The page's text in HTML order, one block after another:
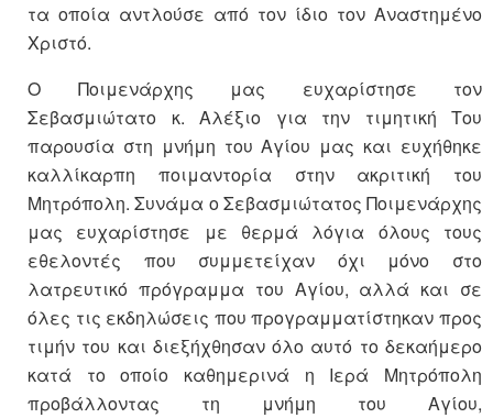
τα οποία αντλούσε από τον ίδιο τον Αναστημένο
Χριστό.
Ο Ποιμενάρχης μας ευχαρίστησε τον
Σεβασμιώτατο κ. Αλέξιο για την τιμητική Του
παρουσία στη μνήμη του Αγίου μας και ευχήθηκε
καλλίκαρπη ποιμαντορία στην ακριτική του
Μητρόπολη. Συνάμα ο Σεβασμιώτατος Ποιμενάρχης
μας ευχαρίστησε με θερμά λόγια όλους τους
εθελοντές που συμμετείχαν όχι μόνο στο
λατρευτικό πρόγραμμα του Αγίου, αλλά και σε
όλες τις εκδηλώσεις που προγραμματίστηκαν προς
τιμήν του και διεξήχθησαν όλο αυτό το δεκαήμερο
κατά το οποίο καθημερινά η Ιερά Μητρόπολη
προβάλλοντας τη μνήμη του Αγίου,